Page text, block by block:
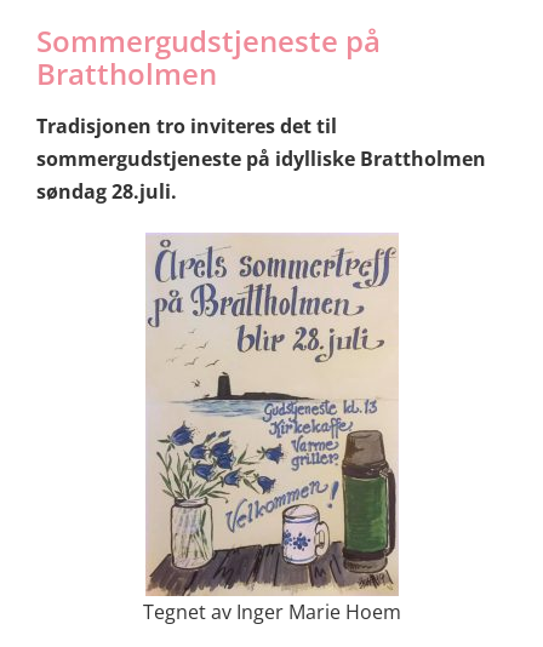
Sommergudstjeneste på
Brattholmen
Tradisjonen tro inviteres det til
sommergudstjeneste på idylliske Brattholmen
søndag 28.juli.
Tegnet av Inger Marie Hoem